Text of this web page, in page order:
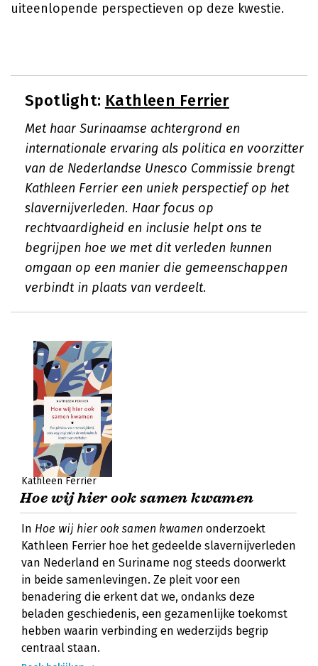
uiteenlopende perspectieven op deze kwestie.
Spotlight: Kathleen Ferrier
Met haar Surinaamse achtergrond en
internationale ervaring als politica en voorzitter
van de Nederlandse Unesco Commissie brengt
Kathleen Ferrier een uniek perspectief op het
slavernijverleden. Haar focus op
rechtvaardigheid en inclusie helpt ons te
begrijpen hoe we met dit verleden kunnen
omgaan op een manier die gemeenschappen
verbindt in plaats van verdeelt.
Kathleen Ferrier
Hoe wij hier ook samen kwamen
In Hoe wij hier ook samen kwamen onderzoekt
Kathleen Ferrier hoe het gedeelde slavernijverleden
van Nederland en Suriname nog steeds doorwerkt
in beide samenlevingen. Ze pleit voor een
benadering die erkent dat we, ondanks deze
beladen geschiedenis, een gezamenlijke toekomst
hebben waarin verbinding en wederzijds begrip
centraal staan.